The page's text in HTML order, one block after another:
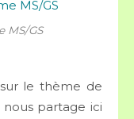
MS/GS
le thème de
nous partage ici